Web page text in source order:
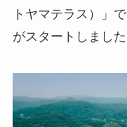
トヤマテラス）」
がスタートしました